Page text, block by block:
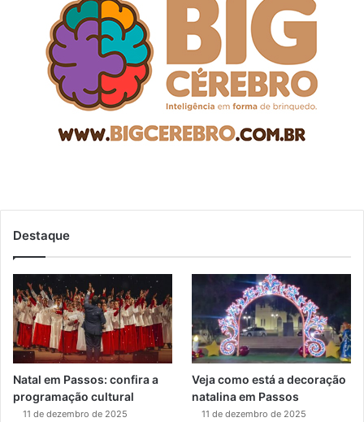
Destaque
Natal em Passos: confira a
programação cultural
11 de dezembro de 2025
Veja como está a decoração
natalina em Passos
11 de dezembro de 2025